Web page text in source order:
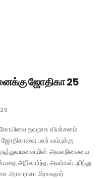
ஜோதிகா 25
தவறாக விமர்சனம்
பலர் வம்புக்கு
அவலநிலையை
அறிவார்ந்த அவர்கள் புரிந்து
ராசா மிராசுதார்